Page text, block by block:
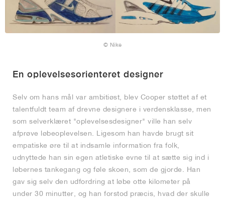
© Nike
En oplevelsesorienteret designer
Selv om hans mål var ambitiøst, blev Cooper støttet af et
talentfuldt team af drevne designere i verdensklasse, men
som selverklæret "oplevelsesdesigner" ville han selv
afprøve løbeoplevelsen. Ligesom han havde brugt sit
empatiske øre til at indsamle information fra folk,
udnyttede han sin egen atletiske evne til at sætte sig ind i
løbernes tankegang og føle skoen, som de gjorde. Han
gav sig selv den udfordring at løbe otte kilometer på
under 30 minutter, og han forstod præcis, hvad der skulle